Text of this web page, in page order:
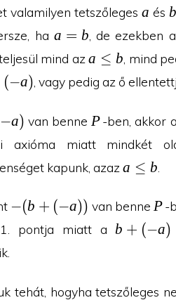
valamilyen tetszőleges a
a és b
b
ha a=b
a = b , de ezekben
mind aza\leq
b
a ≤ b , mind
(−a) , vagy pedig az ő
−a) van benne P
P-ben, akkor a
axióma miatt mindkét
kapunk, azaza\leq
a ≤ b
-
(b+
(-
−(b + (−a)) van benne P
P-
1. pontja miatt ab+(-
a)\leq
b + (−a)
tehát, hogyha tetszőleges